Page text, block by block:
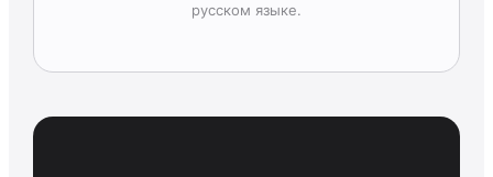
русском языке.